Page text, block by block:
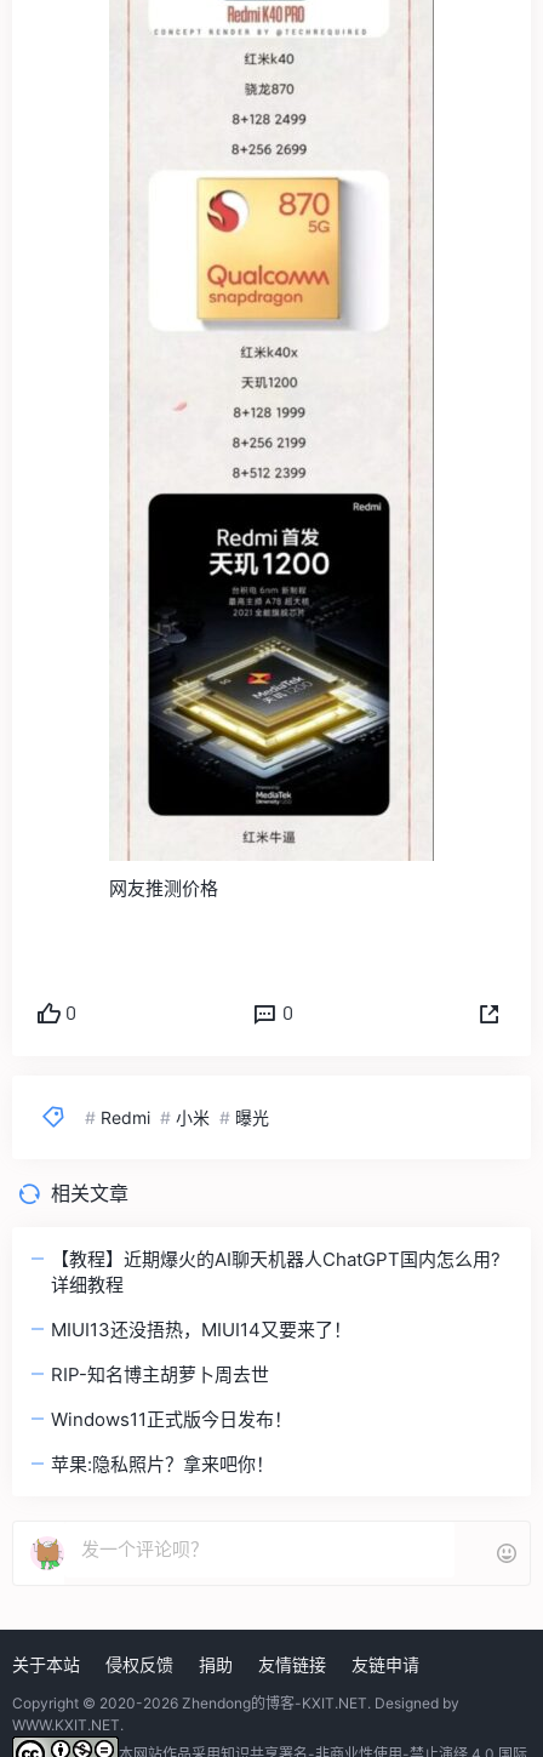
网友推测价格
0 0
# Redmi # 小米 # 曝光
相关文章
【教程】近期爆火的AI聊天机器人ChatGPT国内怎么用?
详细教程
MIUI13还没捂热，MIUI14又要来了！
RIP-知名博主胡萝卜周去世
Windows11正式版今日发布！
苹果:隐私照片？拿来吧你！
关于本站 侵权反馈 捐助 友情链接 友链申请
Copyright © 2020-2026 Zhendong的博客-KXIT.NET. Designed by
WWW.KXIT.NET.
本网站作品采用知识共享署名-非商业性使用-禁止演绎 4.0 国际